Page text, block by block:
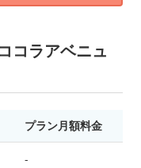
コラアベニュ
プラン月額料金
-